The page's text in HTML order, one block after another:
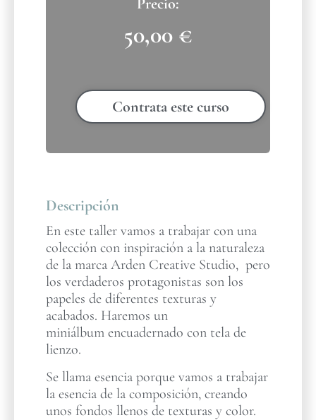
50,00 €
Contrata este curso
Descripción
En este taller vamos a trabajar con una
colección con inspiración a la naturaleza
de la marca Arden Creative Studio, pero
los verdaderos protagonistas son los
papeles de diferentes texturas y
acabados. Haremos un
miniálbum encuadernado con tela de
lienzo.
Se llama esencia porque vamos a trabajar
la esencia de la composición, creando
unos fondos llenos de texturas y color.